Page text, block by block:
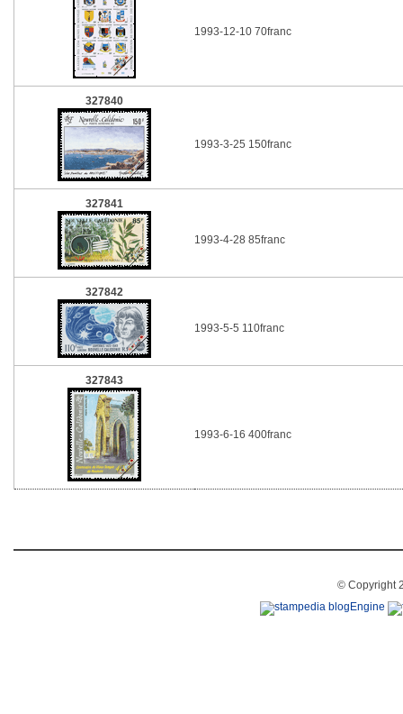
1993-12-10 70franc
327840
1993-3-25 150franc
327841
1993-4-28 85franc
327842
1993-5-5 110franc
327843
1993-6-16 400franc
© Copyright